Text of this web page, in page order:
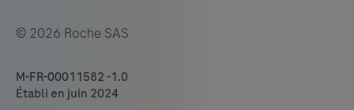
© 2026 Roche SAS
M-FR-00011582 -1.0
Établi en juin 2024